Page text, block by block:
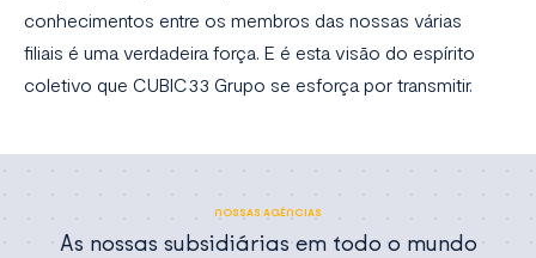
conhecimentos entre os membros das nossas várias
filiais é uma verdadeira força. E é esta visão do espírito
coletivo que CUBIC33 Grupo se esforça por transmitir.
NOSSAS AGÊNCIAS
As nossas subsidiárias em todo o mundo